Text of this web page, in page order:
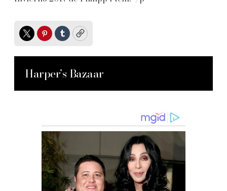
TwitterPinterest
TumblrCopy
Harper’s Bazaar